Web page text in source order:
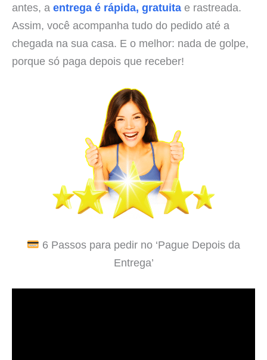
antes, a entrega é rápida, gratuita e rastreada.
Assim, você acompanha tudo do pedido até a
chegada na sua casa. E o melhor: nada de golpe,
porque só paga depois que receber!
6 Passos para pedir no ‘Pague Depois da
Entrega’